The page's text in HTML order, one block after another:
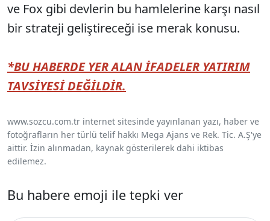
ve Fox gibi devlerin bu hamlelerine karşı nasıl
bir strateji geliştireceği ise merak konusu.
*BU HABERDE YER ALAN İFADELER YATIRIM
TAVSİYESİ DEĞİLDİR.
www.sozcu.com.tr internet sitesinde yayınlanan yazı, haber ve
fotoğrafların her türlü telif hakkı Mega Ajans ve Rek. Tic. A.Ş'ye
aittir. İzin alınmadan, kaynak gösterilerek dahi iktibas
edilemez.
Bu habere emoji ile tepki ver